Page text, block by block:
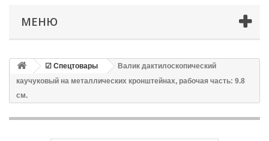
МЕНЮ
☑ Спецтовары
Валик дактилоскопический
каучуковый на металлических кронштейнах, рабочая часть: 9.8
см.